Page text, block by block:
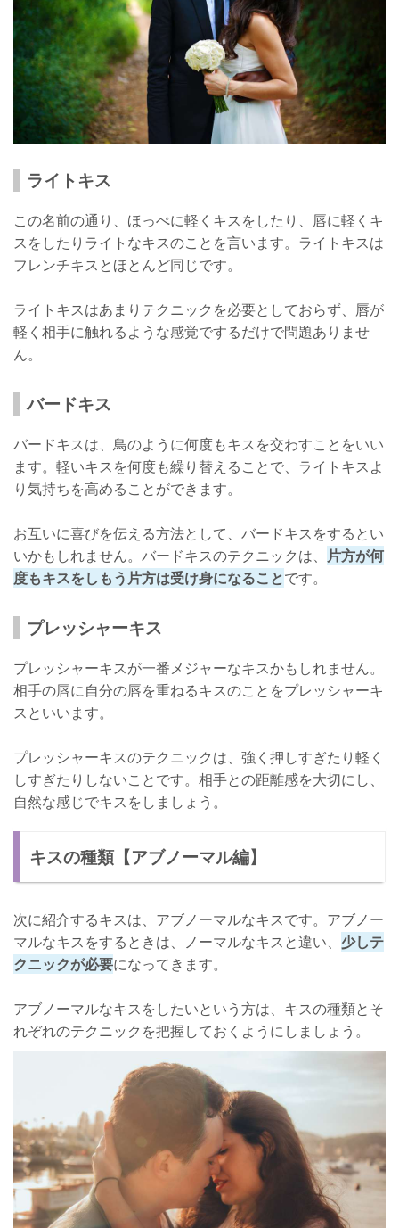
ライトキス
この名前の通り、ほっぺに軽くキスをしたり、唇に軽くキ
スをしたりライトなキスのことを言います。ライトキスは
フレンチキスとほとんど同じです。
ライトキスはあまりテクニックを必要としておらず、唇が
軽く相手に触れるような感覚でするだけで問題ありませ
ん。
バードキス
バードキスは、鳥のように何度もキスを交わすことをいい
ます。軽いキスを何度も繰り替えることで、ライトキスよ
り気持ちを高めることができます。
お互いに喜びを伝える方法として、バードキスをするとい
いかもしれません。バードキスのテクニックは、 片方が何
度もキスをしもう片方は受け身になることです。
プレッシャーキス
プレッシャーキスが一番メジャーなキスかもしれません。
相手の唇に自分の唇を重ねるキスのことをプレッシャーキ
スといいます。
プレッシャーキスのテクニックは、強く押しすぎたり軽く
しすぎたりしないことです。相手との距離感を大切にし、
自然な感じでキスをしましょう。
キスの種類【アブノーマル編】
次に紹介するキスは、アブノーマルなキスです。アブノー
マルなキスをするときは、ノーマルなキスと違い、 少しテ
クニックが必要になってきます。
アブノーマルなキスをしたいという方は、キスの種類とそ
れぞれのテクニックを把握しておくようにしましょう。